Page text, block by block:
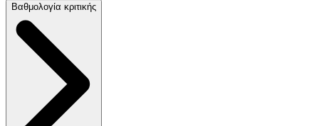
Βαθμολογία κριτικής